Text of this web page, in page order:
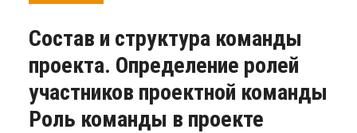
Состав и структура команды
проекта. Определение ролей
участников проектной команды
Роль команды в проекте